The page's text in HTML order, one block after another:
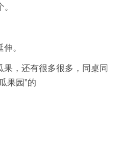
。
，还有很多很多，同桌同
果园”的